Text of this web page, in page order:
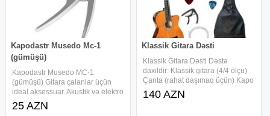
Kapodastr Musedo Mc-1
(gümüşü)
Kapodastr Musedo MC-1
(gümüşü) Gitara çalanlar üçün
ideal aksessuar. Akustik və elektro
gitaralara tam uyğundur. Yüngül
və möhkəm metal korpus Güclü
25 AZN
Klassik Gitara Dəsti
Klassik Gitara Dəsti Dəstə
daxildir: Klassik gitara (4/4 ölçü)
Çanta (rahat daşımaq üçün) Kapo
Mizrablar Əlavə simlər Kəmər
Yumşaq və təmiz səs Yeni
140 AZN